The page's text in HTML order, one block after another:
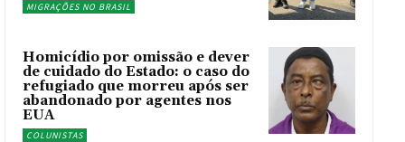
MIGRAÇÕES NO BRASIL
Homicídio por omissão e dever
de cuidado do Estado: o caso do
refugiado que morreu após ser
abandonado por agentes nos
EUA
COLUNISTAS